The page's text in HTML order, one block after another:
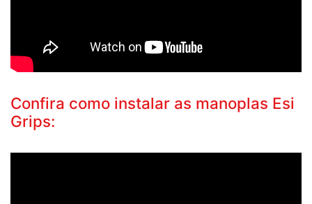
Confira como instalar as manoplas Esi
Grips: